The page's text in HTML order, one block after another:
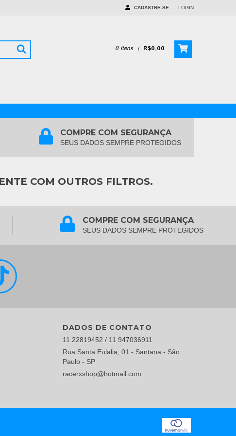
CADASTRE-SE - LOGIN
0 Itens | R$0,00
COMPRE COM SEGURANÇA
SEUS DADOS SEMPRE PROTEGIDOS
COM OUTROS FILTROS.
COMPRE COM SEGURANÇA
SEUS DADOS SEMPRE PROTEGIDOS
DADOS DE CONTATO
11 22819452 / 11 947036911
Rua Santa Eulalia, 01 - Santana - São
Paulo - SP
racerxshop@hotmail.com